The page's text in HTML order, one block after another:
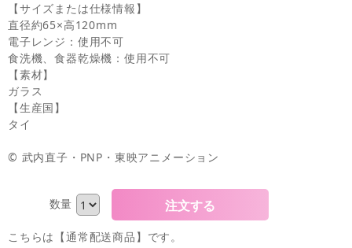
【サイズまたは仕様情報】
直径約65×高120mm
電子レンジ：使用不可
食洗機、食器乾燥機：使用不可
【素材】
ガラス
【生産国】
タイ
© 武内直子・PNP・東映アニメーション
数量
こちらは【通常配送商品】です。